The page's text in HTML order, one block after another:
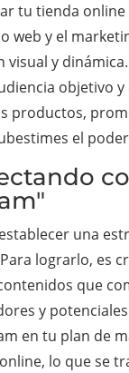
tu tienda
web y el
visual y
objetivo
productos,
el
una
lograrlo, es
que
y
en tu plan de
lo que se